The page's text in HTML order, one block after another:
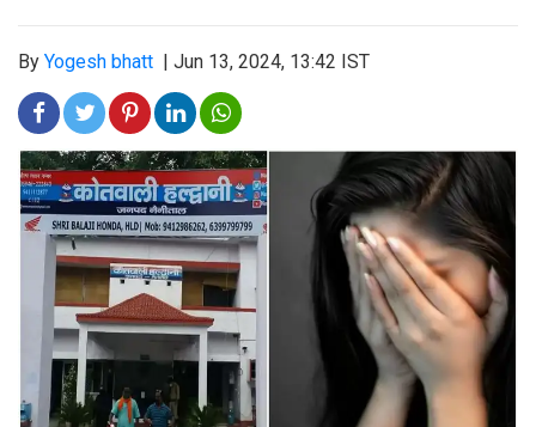
By Yogesh bhatt Jun 13, 2024, 13:42 IST